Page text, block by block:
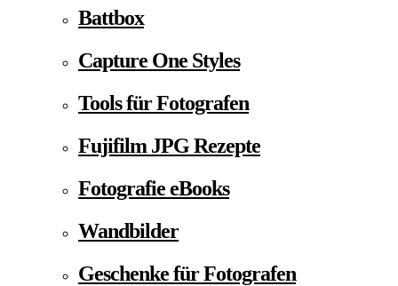
Battbox
Capture One Styles
Tools für Fotografen
Fujifilm JPG Rezepte
Fotografie eBooks
Wandbilder
Geschenke für Fotografen